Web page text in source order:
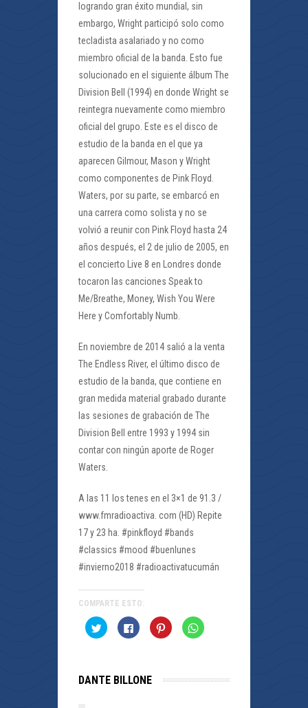
logrando gran éxito mundial, sin
embargo, Wright participó solo como
tecladista asalariado y no como
miembro oficial de la banda. Esto fue
solucionado en el siguiente álbum The
Division Bell (1994) en donde Wright se
reintegra nuevamente como miembro
oficial del grupo. Este es el disco de
estudio de la banda en el que ya
aparecen Gilmour, Mason y Wright
como componentes de Pink Floyd.
Waters, por su parte, se embarcó en
una carrera como solista y no se
volvió a reunir con Pink Floyd hasta 24
años después, el 2 de julio de 2005, en
el concierto Live 8 en Londres donde
tocaron las canciones Speak to
Me/Breathe, Money, Wish You Were
Here y Comfortably Numb.
En noviembre de 2014 salió a la venta
The Endless River, el último disco de
estudio de la banda, que contiene en
gran medida material grabado durante
las sesiones de grabación de The
Division Bell entre 1993 y 1994 sin
contar con ningún aporte de Roger
Waters.
A las 11 los tenes en el 3×1 de 91.3 /
www.fmradioactiva. com (HD) Repite
17 y 23 ha. #pinkfloyd #bands
#classics #mood #buenlunes
#invierno2018 #radioactivatucumán
COMPARTE ESTO:
Haz
clic
(Se
abre
Haz
clic
(Se
abre
Haz
clic
abre
Haz
clic
abre
DANTE BILLONE